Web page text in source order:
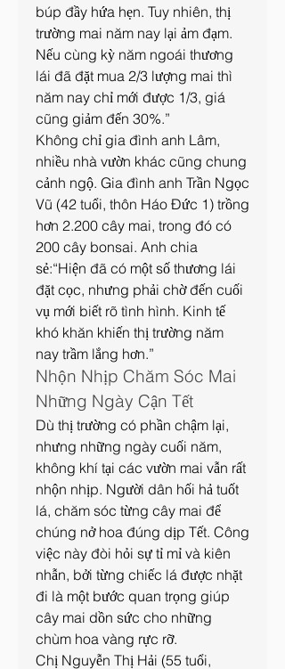
búp đầy hứa hẹn. Tuy nhiên, thị
trường mai năm nay lại ảm đạm.
Nếu cùng kỳ năm ngoái thương
lái đã đặt mua 2/3 lượng mai thì
năm nay chỉ mới được 1/3, giá
cũng giảm đến 30%.”
Không chỉ gia đình anh Lâm,
nhiều nhà vườn khác cũng chung
cảnh ngộ. Gia đình anh Trần Ngọc
Vũ (42 tuổi, thôn Háo Đức 1) trồng
hơn 2.200 cây mai, trong đó có
200 cây bonsai. Anh chia
sẻ:“Hiện đã có một số thương lái
đặt cọc, nhưng phải chờ đến cuối
vụ mới biết rõ tình hình. Kinh tế
khó khăn khiến thị trường năm
nay trầm lắng hơn.”
Nhộn Nhịp Chăm Sóc Mai
Những Ngày Cận Tết
Dù thị trường có phần chậm lại,
nhưng những ngày cuối năm,
không khí tại các vườn mai vẫn rất
nhộn nhịp. Người dân hối hả tuốt
lá, chăm sóc từng cây mai để
chúng nở hoa đúng dịp Tết. Công
việc này đòi hỏi sự tỉ mỉ và kiên
nhẫn, bởi từng chiếc lá được nhặt
đi là một bước quan trọng giúp
cây mai dồn sức cho những
chùm hoa vàng rực rỡ.
Chị Nguyễn Thị Hải (55 tuổi,